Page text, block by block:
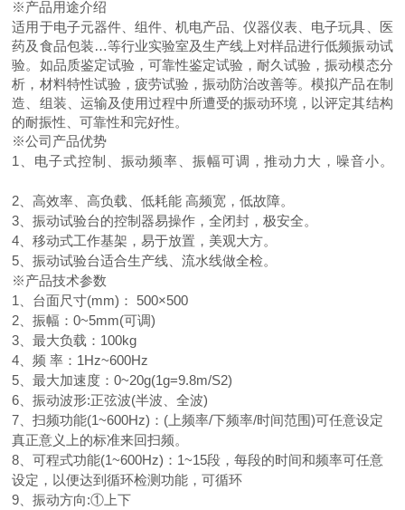
※产品用途介绍
适用于电子元器件、组件、机电产品、仪器仪表、电子玩具、医
药及食品包装…等行业实验室及生产线上对样品进行低频振动试
验。如品质鉴定试验，可靠性鉴定试验，耐久试验，振动模态分
析，材料特性试验，疲劳试验，振动防治改善等。模拟产品在制
造、组装、运输及使用过程中所遭受的振动环境，以评定其结构
的耐振性、可靠性和完好性。
※公司产品优势
1、电子式控制、振动频率、振幅可调，推动力大，噪音小。
2、高效率、高负载、低耗能 高频宽，低故障。
3、振动试验台的控制器易操作，全闭封，极安全。
4、移动式工作基架，易于放置，美观大方。
5、振动试验台适合生产线、流水线做全检。
※产品技术参数
1、台面尺寸(mm)： 500×500
2、振幅：0~5mm(可调)
3、最大负载： 100kg
4、频 率：1Hz~600Hz
5、最大加速度：0~20g(1g=9.8m/S2)
6、振动波形:正弦波(半波、全波)
7、扫频功能(1~600Hz)：(上频率/下频率/时间范围)可任意设定
真正意义上的标准来回扫频。
8、可程式功能(1~600Hz)：1~15段，每段的时间和频率可任意
设定，以便达到循环检测功能，可循环
9、振动方向:①上下